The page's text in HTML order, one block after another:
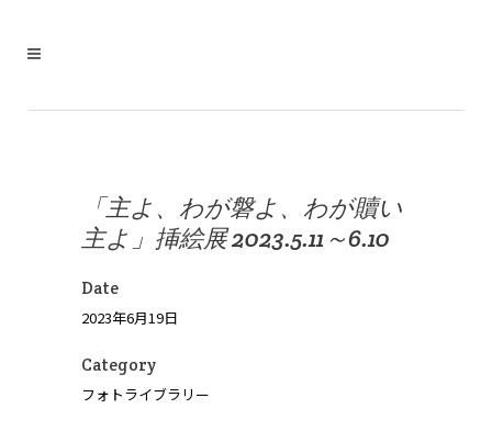
「主よ、わが磐よ、わが贖い
主よ」挿絵展 2023.5.11～6.10
Date
2023年6月19日
Category
フォトライブラリー